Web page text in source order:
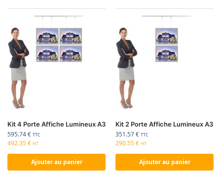
Kit 4 Porte Affiche Lumineux A3
595.74€ TTC
492.35€ HT
Ajouter au panier
Kit 2 Porte Affiche Lumineux A3
351.57€ TTC
290.55€ HT
Ajouter au panier